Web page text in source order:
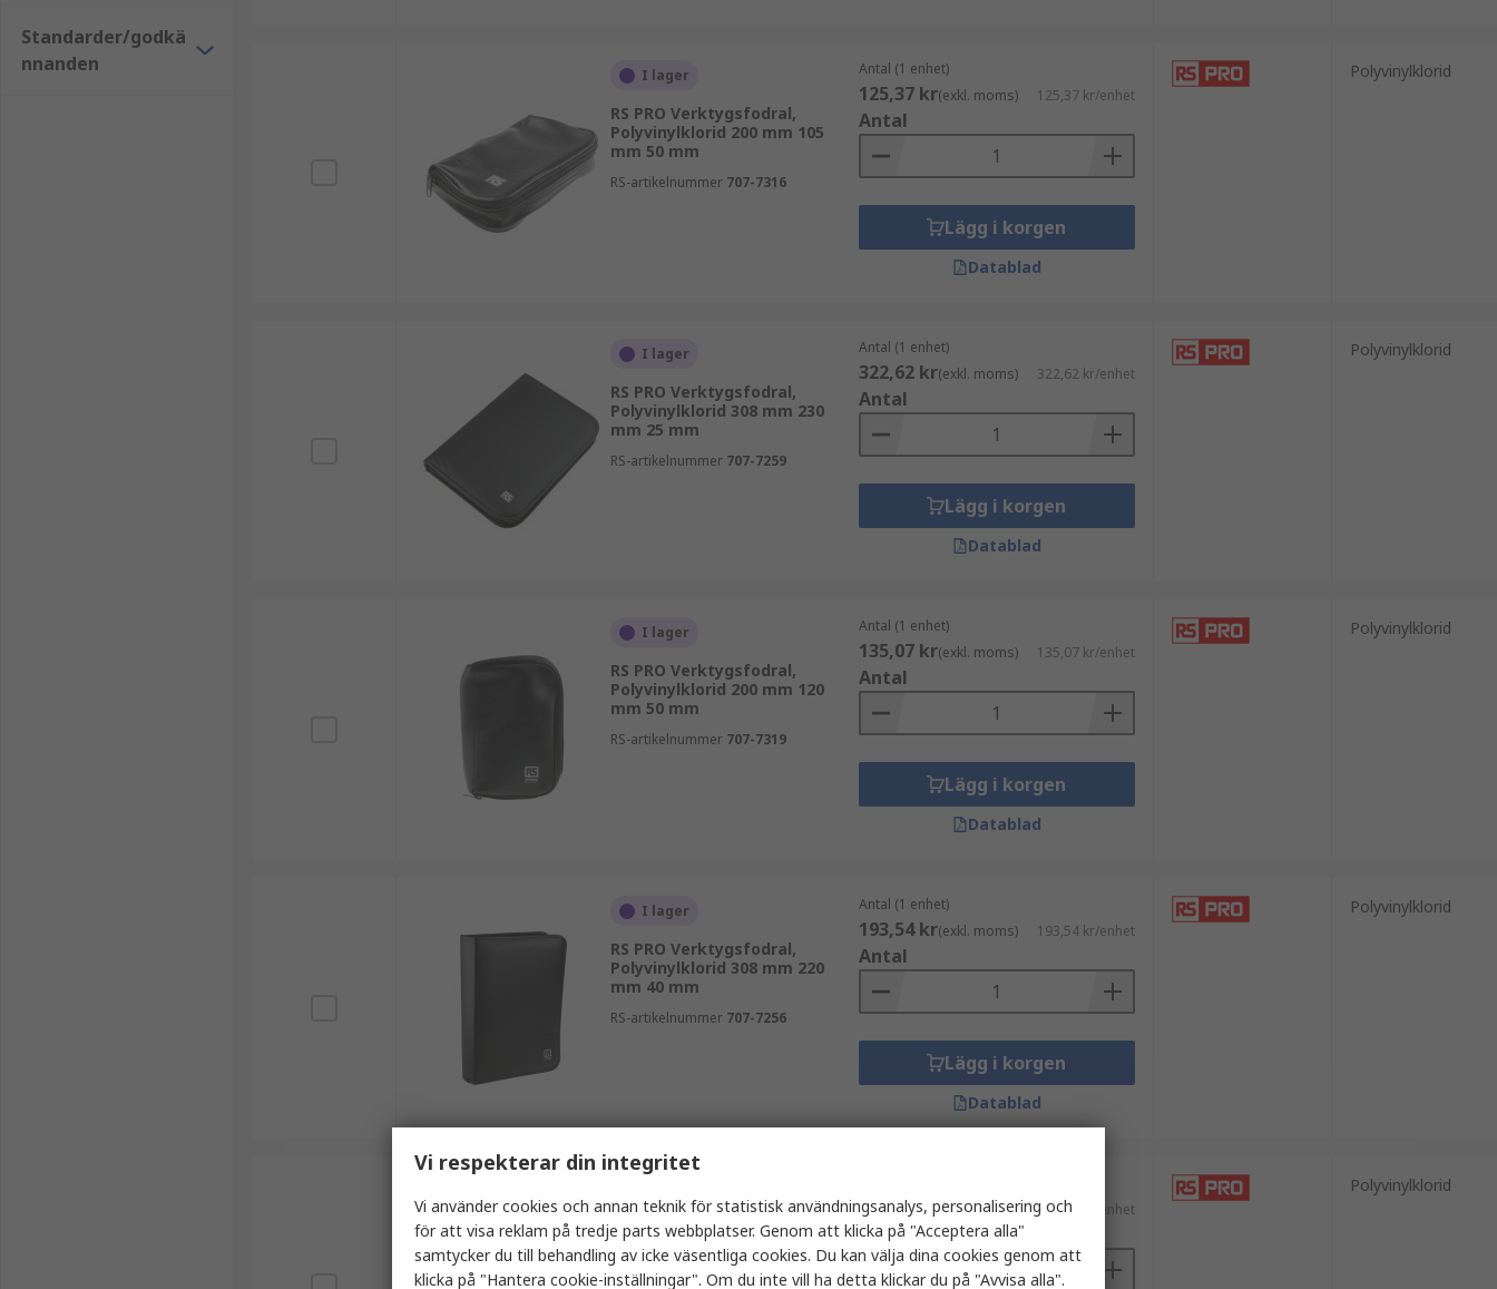
Standarder/godkä
nnanden
I lager
RS PRO Verktygsfodral,
Polyvinylklorid 200 mm 105
mm 50 mm
RS-artikelnummer 707-7316
Antal (1 enhet)
125,37 kr(exkl. moms) 125,37 kr/enhet
Antal
Lägg i korgen
Datablad
Polyvinylklorid
I lager
RS PRO Verktygsfodral,
Polyvinylklorid 308 mm 230
mm 25 mm
RS-artikelnummer 707-7259
Antal (1 enhet)
322,62 kr(exkl. moms) 322,62 kr/enhet
Antal
Lägg i korgen
Datablad
Polyvinylklorid
I lager
RS PRO Verktygsfodral,
Polyvinylklorid 200 mm 120
mm 50 mm
RS-artikelnummer 707-7319
Antal (1 enhet)
135,07 kr(exkl. moms) 135,07 kr/enhet
Antal
Lägg i korgen
Datablad
Polyvinylklorid
I lager
RS PRO Verktygsfodral,
Polyvinylklorid 308 mm 220
mm 40 mm
RS-artikelnummer 707-7256
Antal (1 enhet)
193,54 kr(exkl. moms) 193,54 kr/enhet
Antal
Lägg i korgen
Datablad
Polyvinylklorid
RS PRO Verktygsfodral,
Polyvinylklorid 225 mm 175
mm 75 mm
175,28 kr(exkl. moms) 175,28 kr/enhet
Antal
Polyvinylklorid
Vi respekterar din integritet
Vi använder cookies och annan teknik för statistisk användningsanalys, personalisering och
för att visa reklam på tredje parts webbplatser. Genom att klicka på "Acceptera alla"
samtycker du till behandling av icke väsentliga cookies. Du kan välja dina cookies genom att
klicka på "Hantera cookie-inställningar". Om du inte vill ha detta klickar du på "Avvisa alla".